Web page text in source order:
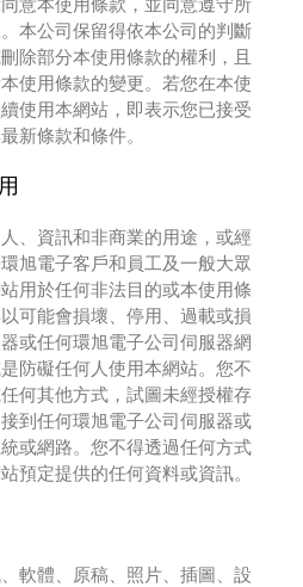
本公司保留得依本公司的判斷
除部分本使用條款的權利，且
使用條款的變更。若您在本使
使用本網站，即表示您已接受
新條款和條件。
、資訊和非商業的用途，或經
旭電子客戶和員工及一般大眾
用於任何非法目的或本使用條
可能會損壞、停用、過載或損
或任何環旭電子公司伺服器網
防礙任何人使用本網站。您不
何其他方式，試圖未經授權存
到任何環旭電子公司伺服器或
或網路。您不得透過任何方式
預定提供的任何資料或資訊。
軟體、原稿、照片、插圖、設